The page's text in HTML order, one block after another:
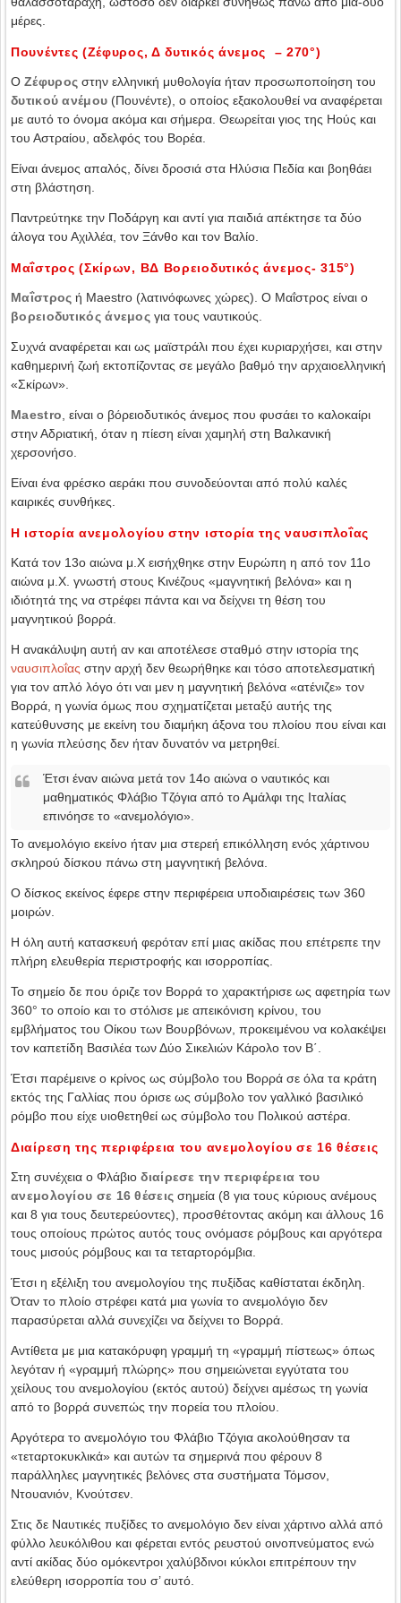
μέρες.
Πουνέντες (Ζέφυρος, Δ δυτικός άνεμος – 270°)
Ο Ζέφυρος στην ελληνική μυθολογία ήταν προσωποποίηση του
δυτικού ανέμου (Πουνέντε), ο οποίος εξακολουθεί να αναφέρεται
με αυτό το όνομα ακόμα και σήμερα. Θεωρείται γιος της Ηούς και
του Αστραίου, αδελφός του Βορέα.
Είναι άνεμος απαλός, δίνει δροσιά στα Ηλύσια Πεδία και βοηθάει
στη βλάστηση.
Παντρεύτηκε την Ποδάργη και αντί για παιδιά απέκτησε τα δύο
άλογα του Αχιλλέα, τον Ξάνθο και τον Βαλίο.
Μαΐστρος (Σκίρων, ΒΔ Βορειοδυτικός άνεμος- 315°)
Μαΐστρος ή Maestro (λατινόφωνες χώρες). Ο Μαΐστρος είναι ο
βορειοδυτικός άνεμος για τους ναυτικούς.
Συχνά αναφέρεται και ως μαϊστράλι που έχει κυριαρχήσει, και στην
καθημερινή ζωή εκτοπίζοντας σε μεγάλο βαθμό την αρχαιοελληνική
«Σκίρων».
Maestro , είναι ο βόρειοδυτικός άνεμος που φυσάει το καλοκαίρι
στην Αδριατική, όταν η πίεση είναι χαμηλή στη Βαλκανική
χερσονήσο.
Είναι ένα φρέσκο αεράκι που συνοδεύονται από πολύ καλές
καιρικές συνθήκες.
H ιστορία ανεμολογίου στην ιστορία της ναυσιπλοΐας
Κατά τον 13ο αιώνα μ.Χ εισήχθηκε στην Ευρώπη η από τον 11ο
αιώνα μ.Χ. γνωστή στους Κινέζους «μαγνητική βελόνα» και η
ιδιότητά της να στρέφει πάντα και να δείχνει τη θέση του
μαγνητικού βορρά.
Η ανακάλυψη αυτή αν και αποτέλεσε σταθμό στην ιστορία της
ναυσιπλοΐας στην αρχή δεν θεωρήθηκε και τόσο αποτελεσματική
για τον απλό λόγο ότι ναι μεν η μαγνητική βελόνα «ατένιζε» τον
Βορρά, η γωνία όμως που σχηματίζεται μεταξύ αυτής της
κατεύθυνσης με εκείνη του διαμήκη άξονα του πλοίου που είναι και
η γωνία πλεύσης δεν ήταν δυνατόν να μετρηθεί.
Έτσι έναν αιώνα μετά τον 14ο αιώνα ο ναυτικός και
μαθηματικός Φλάβιο Τζόγια από το Αμάλφι της Ιταλίας
επινόησε το «ανεμολόγιο».
Το ανεμολόγιο εκείνο ήταν μια στερεή επικόλληση ενός χάρτινου
σκληρού δίσκου πάνω στη μαγνητική βελόνα.
Ο δίσκος εκείνος έφερε στην περιφέρεια υποδιαιρέσεις των 360
μοιρών.
Η όλη αυτή κατασκευή φερόταν επί μιας ακίδας που επέτρεπε την
πλήρη ελευθερία περιστροφής και ισορροπίας.
Το σημείο δε που όριζε τον Βορρά το χαρακτήρισε ως αφετηρία των
360° το οποίο και το στόλισε με απεικόνιση κρίνου, του
εμβλήματος του Οίκου των Βουρβόνων, προκειμένου να κολακέψει
τον καπετίδη Βασιλέα των Δύο Σικελιών Κάρολο τον Β΄.
Έτσι παρέμεινε ο κρίνος ως σύμβολο του Βορρά σε όλα τα κράτη
εκτός της Γαλλίας που όρισε ως σύμβολο τον γαλλικό βασιλικό
ρόμβο που είχε υιοθετηθεί ως σύμβολο του Πολικού αστέρα.
Διαίρεση της περιφέρεια του ανεμολογίου σε 16 θέσεις
Στη συνέχεια ο Φλάβιο διαίρεσε την περιφέρεια του
ανεμολογίου σε 16 θέσεις σημεία (8 για τους κύριους ανέμους
και 8 για τους δευτερεύοντες), προσθέτοντας ακόμη και άλλους 16
τους οποίους πρώτος αυτός τους ονόμασε ρόμβους και αργότερα
τους μισούς ρόμβους και τα τεταρτορόμβια.
Έτσι η εξέλιξη του ανεμολογίου της πυξίδας καθίσταται έκδηλη.
Όταν το πλοίο στρέφει κατά μια γωνία το ανεμολόγιο δεν
παρασύρεται αλλά συνεχίζει να δείχνει το Βορρά.
Αντίθετα με μια κατακόρυφη γραμμή τη «γραμμή πίστεως» όπως
λεγόταν ή «γραμμή πλώρης» που σημειώνεται εγγύτατα του
χείλους του ανεμολογίου (εκτός αυτού) δείχνει αμέσως τη γωνία
από το βορρά συνεπώς την πορεία του πλοίου.
Αργότερα το ανεμολόγιο του Φλάβιο Τζόγια ακολούθησαν τα
«τεταρτοκυκλικά» και αυτών τα σημερινά που φέρουν 8
παράλληλες μαγνητικές βελόνες στα συστήματα Τόμσον,
Ντουανιόν, Κνούτσεν.
Στις δε Ναυτικές πυξίδες το ανεμολόγιο δεν είναι χάρτινο αλλά από
φύλλο λευκόλιθου και φέρεται εντός ρευστού οινοπνεύματος ενώ
αντί ακίδας δύο ομόκεντροι χαλύβδινοι κύκλοι επιτρέπουν την
ελεύθερη ισορροπία του σ’ αυτό.